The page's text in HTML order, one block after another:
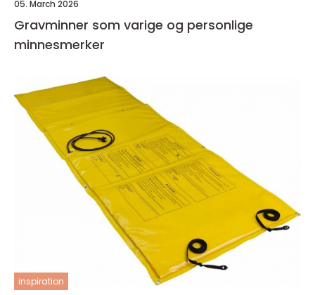
05. March 2026
Gravminner som varige og personlige
minnesmerker
inspiration